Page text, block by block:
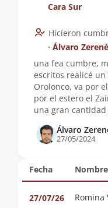
Fecha
27/07/26 Romina
Cara Sur
Hicieron
∙ Álvaro Zerené
una fea cumbre,
escritos realicé
Orolonco, va por
por el estero el
una gran
Álvaro
27/05/2024